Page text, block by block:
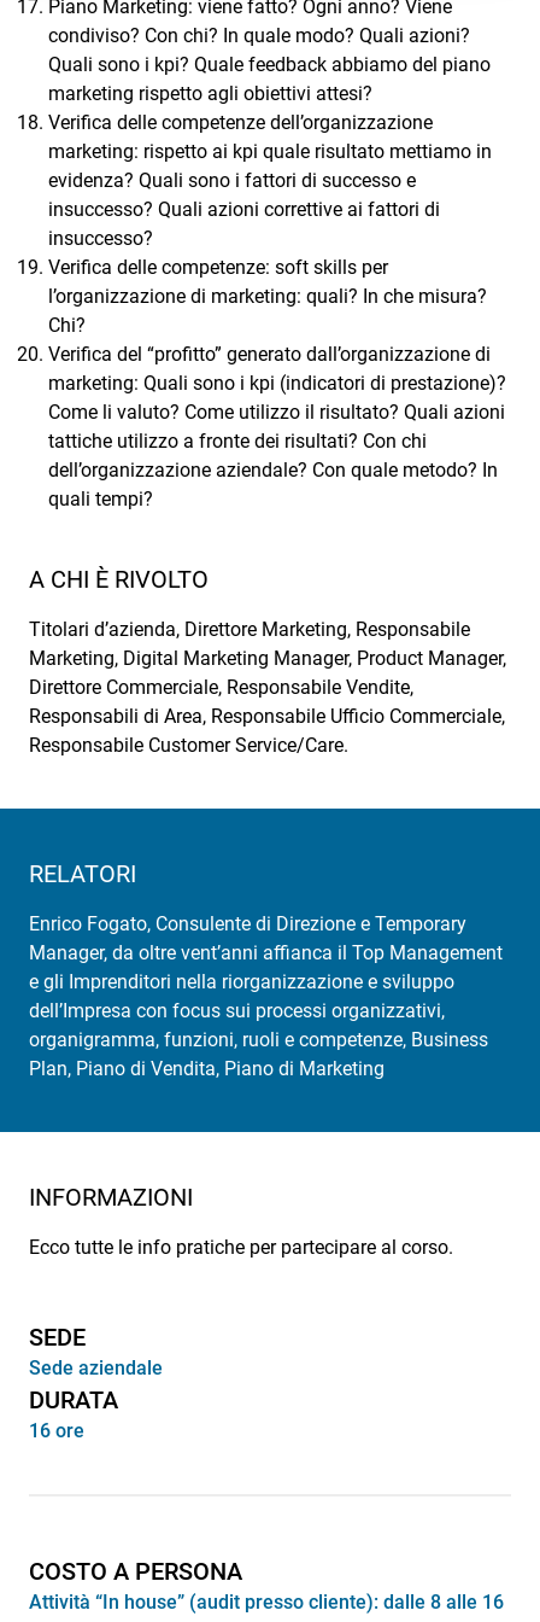
Piano Marketing: viene fatto? Ogni anno? Viene
condiviso? Con chi? In quale modo? Quali azioni?
Quali sono i kpi? Quale feedback abbiamo del piano
marketing rispetto agli obiettivi attesi?
Verifica delle competenze dell’organizzazione
marketing: rispetto ai kpi quale risultato mettiamo in
evidenza? Quali sono i fattori di successo e
insuccesso? Quali azioni correttive ai fattori di
insuccesso?
Verifica delle competenze: soft skills per
l’organizzazione di marketing: quali? In che misura?
Chi?
Verifica del “profitto” generato dall’organizzazione di
marketing: Quali sono i kpi (indicatori di prestazione)?
Come li valuto? Come utilizzo il risultato? Quali azioni
tattiche utilizzo a fronte dei risultati? Con chi
dell’organizzazione aziendale? Con quale metodo? In
quali tempi?
A CHI È RIVOLTO
Titolari d’azienda, Direttore Marketing, Responsabile
Marketing, Digital Marketing Manager, Product Manager,
Direttore Commerciale, Responsabile Vendite,
Responsabili di Area, Responsabile Ufficio Commerciale,
Responsabile Customer Service/Care.
RELATORI
Enrico Fogato, Consulente di Direzione e Temporary
Manager, da oltre vent’anni affianca il Top Management
e gli Imprenditori nella riorganizzazione e sviluppo
dell’Impresa con focus sui processi organizzativi,
organigramma, funzioni, ruoli e competenze, Business
Plan, Piano di Vendita, Piano di Marketing
INFORMAZIONI
Ecco tutte le info pratiche per partecipare al corso.
SEDE
Sede aziendale
DURATA
16 ore
COSTO A PERSONA
Attività “In house” (audit presso cliente): dalle 8 alle 16